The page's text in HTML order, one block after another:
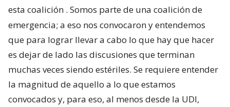
esta coalición . Somos parte de una coalición de
emergencia; a eso nos convocaron y entendemos
que para lograr llevar a cabo lo que hay que hacer
es dejar de lado las discusiones que terminan
muchas veces siendo estériles. Se requiere entender
la magnitud de aquello a lo que estamos
convocados y, para eso, al menos desde la UDI,